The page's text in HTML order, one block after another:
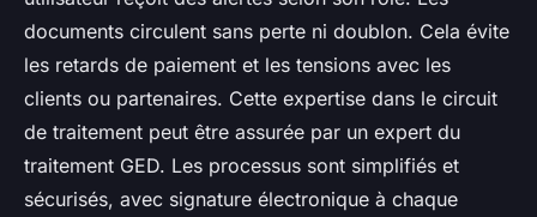
documents circulent sans perte ni doublon. Cela évite
les retards de paiement et les tensions avec les
clients ou partenaires. Cette expertise dans le circuit
de traitement peut être assurée par un expert du
traitement GED. Les processus sont simplifiés et
sécurisés, avec signature électronique à chaque